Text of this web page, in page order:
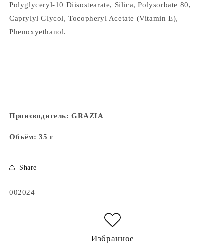
Polyglyceryl-10 Diisostearate, Silica, Polysorbate 80,
Caprylyl Glycol, Tocopheryl Acetate (Vitamin E),
Phenoxyethanol.
Производитель: GRAZIA
Объём: 35 г
Share
Артикул:
002024
Избранное